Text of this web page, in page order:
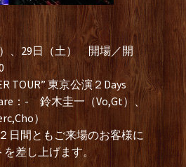
、29日（土） 開場／開
TOUR” 東京公演２Days
：- 鈴木圭一（Vo,Gt）、
）
間ともご来場のお客様に
差し上げます。